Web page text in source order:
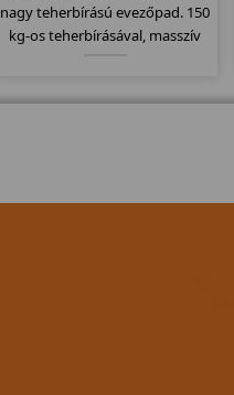
nagy teherbírású evezőpad. 150
kg-os teherbírásával, masszív
állítható nehézségi szint, 11